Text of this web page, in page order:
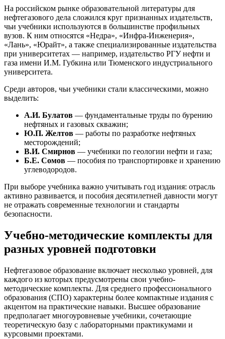
На российском рынке образовательной литературы для
нефтегазового дела сложился круг признанных издательств,
чьи учебники используются в большинстве профильных
вузов. К ним относятся «Недра», «Инфра-Инженерия»,
«Лань», «Юрайт», а также специализированные издательства
при университетах — например, издательство РГУ нефти и
газа имени И.М. Губкина или Тюменского индустриального
университета.
Среди авторов, чьи учебники стали классическими, можно
выделить:
А.И. Булатов — фундаментальные труды по бурению
нефтяных и газовых скважин;
Ю.П. Желтов — работы по разработке нефтяных
месторождений;
В.И. Смирнов — учебники по геологии нефти и газа;
Б.Е. Сомов — пособия по транспортировке и хранению
углеводородов.
При выборе учебника важно учитывать год издания: отрасль
активно развивается, и пособия десятилетней давности могут
не отражать современные технологии и стандарты
безопасности.
Учебно-методические комплекты для
разных уровней подготовки
Нефтегазовое образование включает несколько уровней, для
каждого из которых предусмотрены свои учебно-
методические комплекты. Для среднего профессионального
образования (СПО) характерны более компактные издания с
акцентом на практические навыки. Высшее образование
предполагает многоуровневые учебники, сочетающие
теоретическую базу с лабораторными практикумами и
курсовыми проектами.